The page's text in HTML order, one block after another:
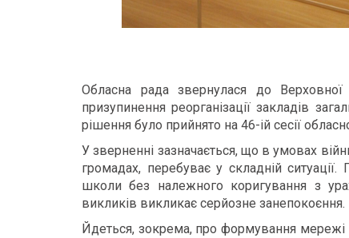
Обласна рада звернулася до
призупинення реорганізації закладів
рішення було прийнято на 46-ій сесії
У зверненні зазначається, що в умовах
громадах, перебуває у складній
школи без належного коригування з
викликів викликає серйозне занепокоєння.
Йдеться, зокрема, про формування мережі